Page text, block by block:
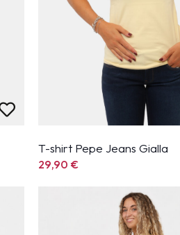
T-shirt Pepe Jeans Gialla
29,90€